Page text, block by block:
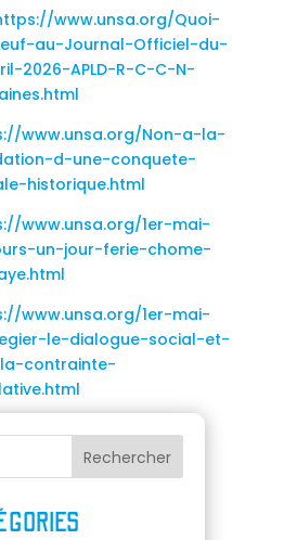
www.unsa.org/Quoi-
au-Journal-Officiel-du-
2026-APLD-R-C-C-N-
www.unsa.org/Non-a-la-
d-une-conquete-
historique.html
www.unsa.org/1er-mai-
un-jour-ferie-chome-
www.unsa.org/1er-mai-
le-dialogue-social-et-
contrainte-